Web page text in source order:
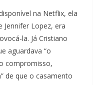
na Netflix, ela
Jennifer Lopez, era
la. Já Cristiano
aguardava “o
compromisso,
de que o casamento